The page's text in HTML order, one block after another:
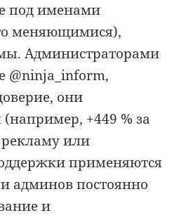
под именами
меняющимися),
Администраторами
@ninja_inform,
они
+449 % за
или
применяются
админов постоянно
и